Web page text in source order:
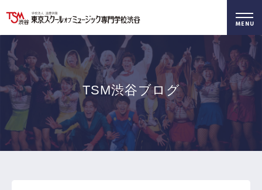
学科・専攻 資料請求 オープンキャンパス
TSM渋谷ブログ